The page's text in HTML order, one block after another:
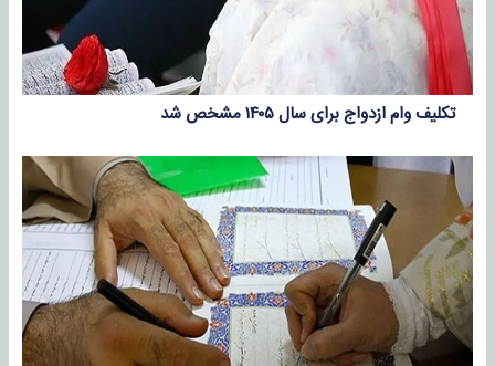
تکلیف وام ازدواج برای سال ۱۴۰۵ مشخص شد